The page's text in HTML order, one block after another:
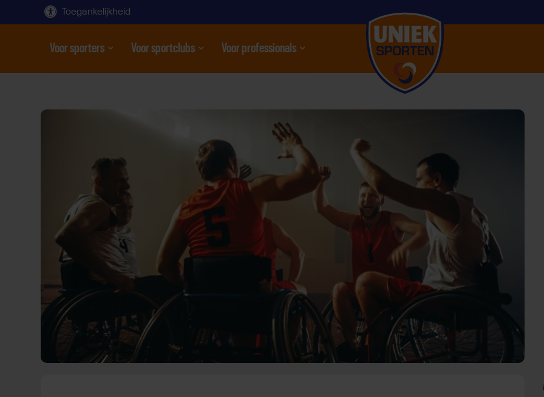
Toegankelijkheid
Open submenu
Voor sporters
Open submenu
Voor sportclubs
Open submenu
Voor professionals